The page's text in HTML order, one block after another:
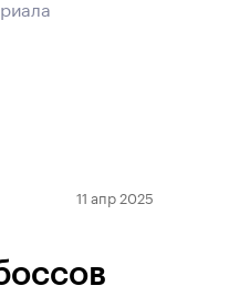
11 апр 2025